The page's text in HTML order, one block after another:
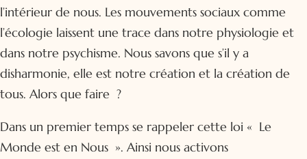
l’intérieur de nous. Les mouvements sociaux comme
l’écologie laissent une trace dans notre physiologie et
dans notre psychisme. Nous savons que s’il y a
disharmonie, elle est notre création et la création de
tous. Alors que faire ?
Dans un premier temps se rappeler cette loi « Le
Monde est en Nous ». Ainsi nous activons